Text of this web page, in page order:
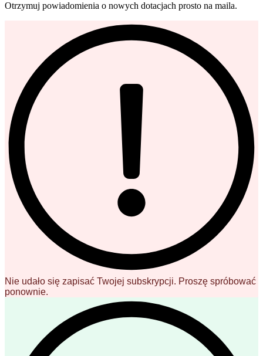
Otrzymuj powiadomienia o nowych dotacjach prosto na maila.
Nie udało się zapisać Twojej subskrypcji. Proszę spróbować
ponownie.